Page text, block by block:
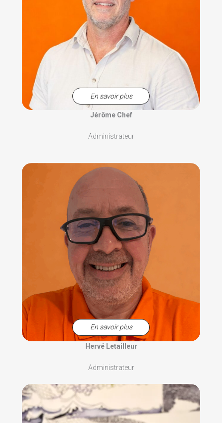
En savoir plus
Jérôme Chef
Administrateur
En savoir plus
Hervé Letailleur
Administrateur